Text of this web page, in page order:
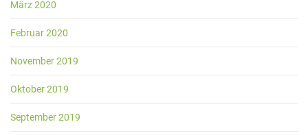
März 2020
Februar 2020
November 2019
Oktober 2019
September 2019